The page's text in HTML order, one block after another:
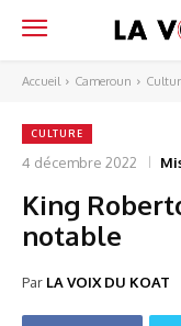
Accueil Cameroun
CULTURE
4 décembre 2022
King
notable
Par LA VOIX DU KOAT